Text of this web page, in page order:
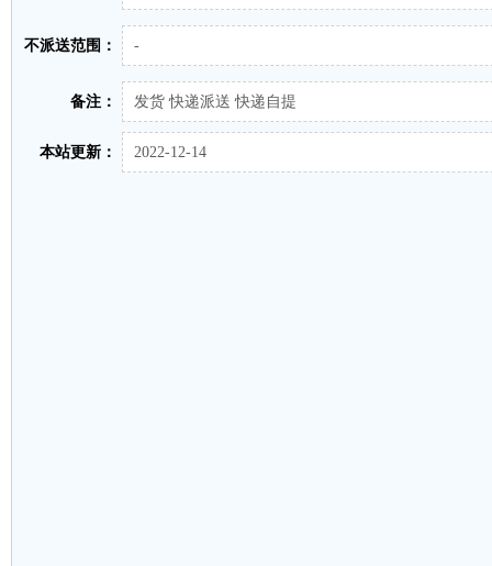
不派送范围： -
备注： 发货 快递派送 快递自提
本站更新： 2022-12-14